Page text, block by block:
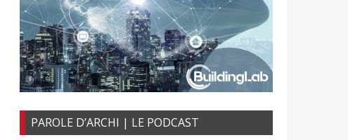
PAROLE D’ARCHI | LE PODCAST